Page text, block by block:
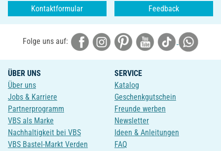
Kontaktformular Feedback
Folge uns auf:
ÜBER UNS
Über uns
Jobs & Karriere
Partnerprogramm
VBS als Marke
Nachhaltigkeit bei VBS
VBS Bastel-Markt Verden
SERVICE
Katalog
Geschenkgutschein
Freunde werben
Newsletter
Ideen & Anleitungen
FAQ